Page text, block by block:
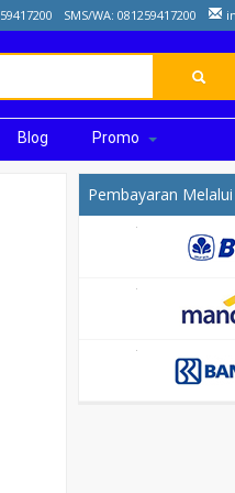
SMS/WA: 081259417200
Blog Promo
Pembayaran Melalui